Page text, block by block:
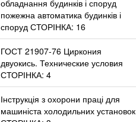
обладнання будинків і споруд
пожежна автоматика будинків і
споруд СТОРІНКА: 16
ГОСТ 21907-76 Циркония
двуокись. Технические условия
СТОРІНКА: 4
Інструкція з охорони праці для
машиніста холодильних установок